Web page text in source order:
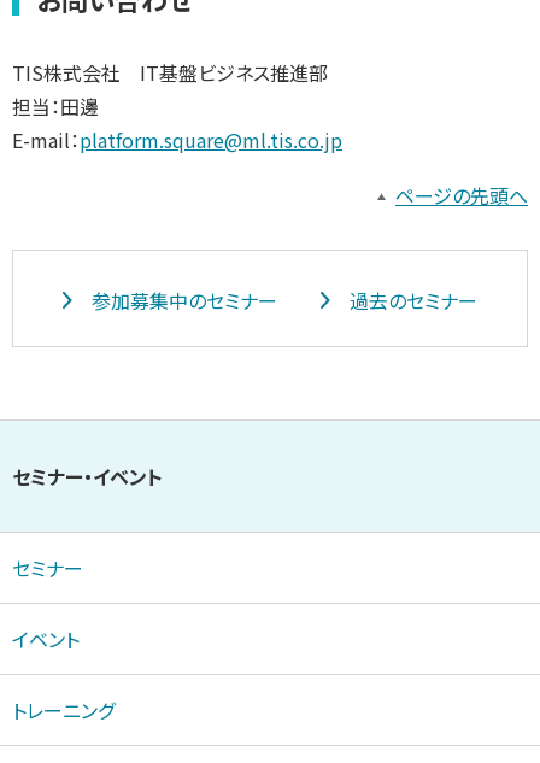
TIS株式会社 IT基盤ビジネス推進部
担当：田邊
E-mail：platform.square@ml.tis.co.jp
ページの先頭へ
参加募集中のセミナー 過去のセミナー
セミナー・イベント
セミナー
イベント
トレーニング